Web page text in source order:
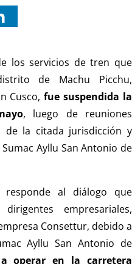
los servicios de tren que
de Machu Picchu,
Cusco,fue suspendida la
, luego de reuniones
de la citada jurisdicción y
Ayllu San Antonio de
al diálogo que
empresariales,
Consettur, debido a
Ayllu San Antonio de
operar en la carretera